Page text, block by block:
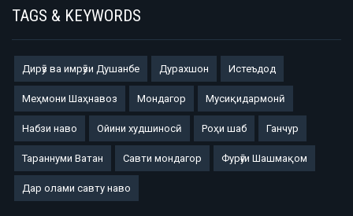
TAGS & KEYWORDS
Дирӯз ва имрӯзи Душанбе Дурахшон Истеъдод
Меҳмони Шаҳнавоз Мондагор Мусиқидармонӣ
Набзи наво Ойини худшиносӣ Роҳи шаб Ганчур
Тараннуми Ватан Савти мондагор Фурӯғи Шашмақом
Дар олами савту наво